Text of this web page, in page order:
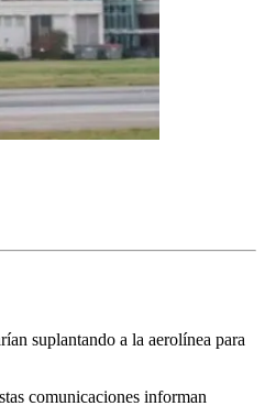
suplantando a la aerolínea para
comunicaciones informan